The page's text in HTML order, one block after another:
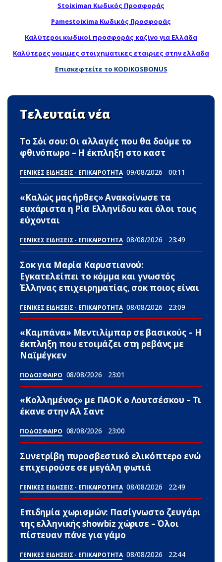
Stoiximan Κωδικός Προσφοράς
Pamestoixima Κωδικός Προσφοράς
Καλύτεροι κωδικοί προσφοράς καζίνο για Ελλάδα
Καλύτερες νομιμες στοιχηματικες εταιριες στην ελλαδα
Επισκεφτείτε το KODIKOSBONUS
Τελευταία νέα
Το Σόι σου: Οι αλλαγές που θα δούμε το
φθινόπωρο – Η έκπληξη στο καστ
ΓΕΝΙΚΕΣ ΕΙΔΗΣΕΙΣ - ΕΠΙΚΑΙΡΟΤΗΤΑ 09/08/2026 00:11
«Καλώς μας ήρθες» Ανακοίνωσε τα
ευxάριστα η Ρία Ελληνίδου και όλοι τους
εύχονται
ΓΕΝΙΚΕΣ ΕΙΔΗΣΕΙΣ - ΕΠΙΚΑΙΡΟΤΗΤΑ 08/08/2026 23:49
Σoκ για Μαρία Καρυστιανού:
Εγκατελείπει το κόμμα και γνωστός
Έλληνας επιχειρηματίας, σoκ ποιος είναι
ΓΕΝΙΚΕΣ ΕΙΔΗΣΕΙΣ - ΕΠΙΚΑΙΡΟΤΗΤΑ 08/08/2026 23:09
«Καμπάνα» Μεντιλίμπαρ σε βασικούς – Η
έκπληξη που ετοιμάζει στη ρεβάνς με
Ναϊμέγκεν
ΠΟΔΟΣΦΑΙΡΟ 08/08/2026 23:01
«Κολλημένος» με ΠΑΟΚ ο Λουτσέσκου – Τι
έκανε στην Αλ Σαντ
ΠΟΔΟΣΦΑΙΡΟ 08/08/2026 23:00
Συνετρίβη πυροσβεστικό ελικόπτερο ενώ
επιχειρούσε σε μεγάλη φωτιά
ΓΕΝΙΚΕΣ ΕΙΔΗΣΕΙΣ - ΕΠΙΚΑΙΡΟΤΗΤΑ 08/08/2026 22:49
Επιδημία χωρισμών: Πασίγνωστο ζευγάρι
της ελληνικής showbiz χώρισε – Όλοι
πίστευαν πάνε για γάμο
ΓΕΝΙΚΕΣ ΕΙΔΗΣΕΙΣ - ΕΠΙΚΑΙΡΟΤΗΤΑ 08/08/2026 22:44